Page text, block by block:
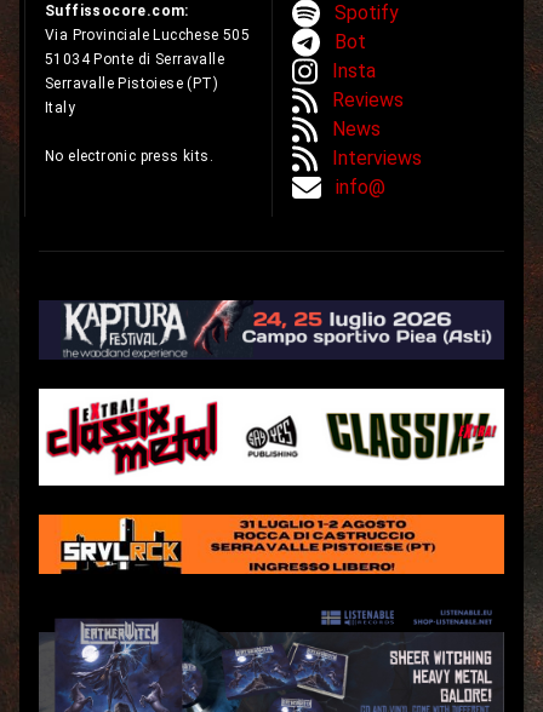
Suffissocore.com:
Via Provinciale Lucchese 505
51034 Ponte di Serravalle
Serravalle Pistoiese (PT)
Italy
No electronic press kits.
Spotify
Bot
Insta
Reviews
News
Interviews
info@